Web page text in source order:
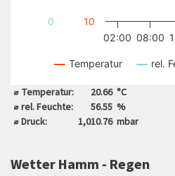
Temperatur rel.
02:00 08:00
10
0
End of interactive chart.
⌀ Temperatur: 20.66 °C
⌀ rel. Feuchte:
56.55 %
⌀ Druck:
1,010.76 mbar
Wetter Hamm - Regen